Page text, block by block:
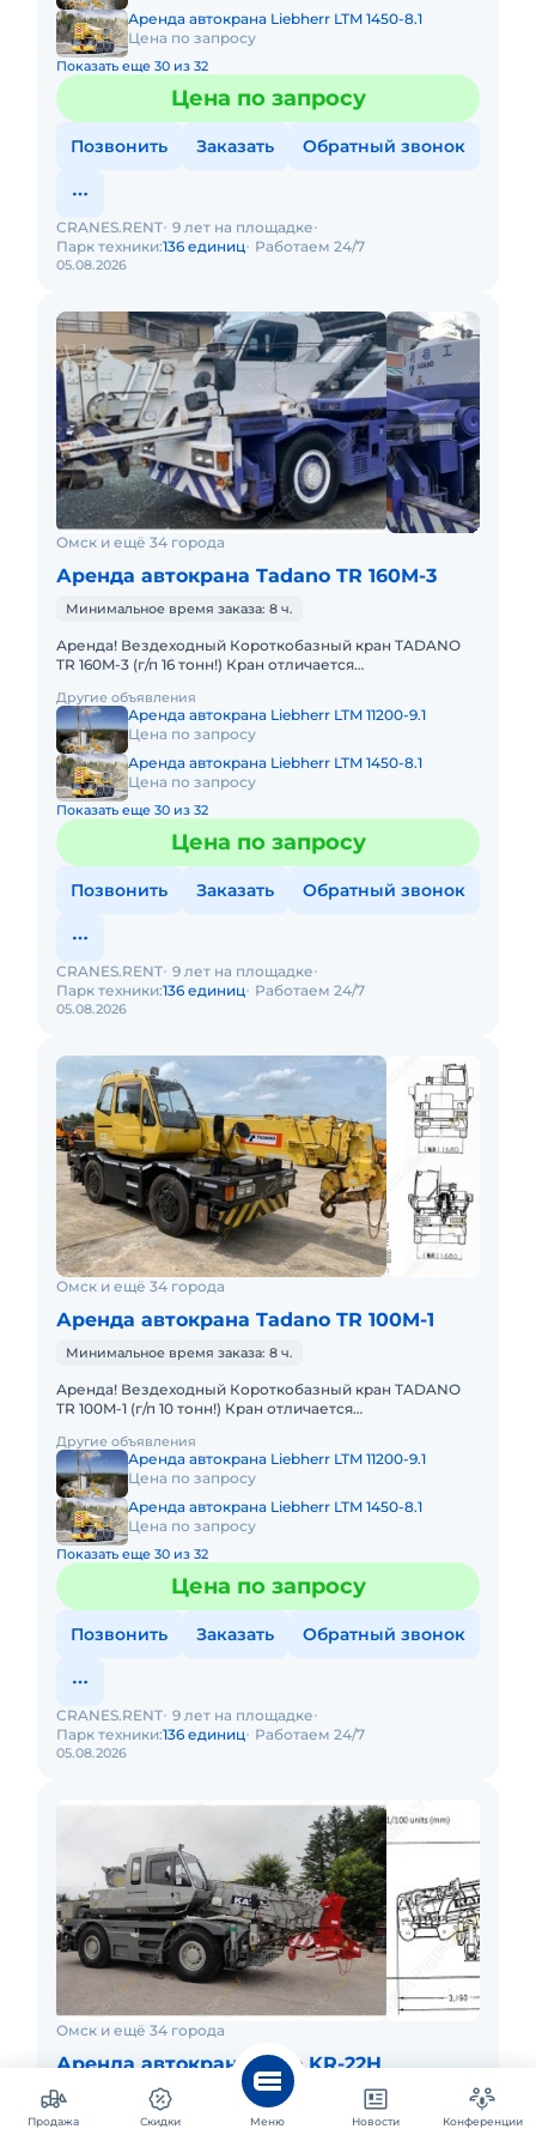
Аренда автокрана Liebherr LTM 1450-8.1
Цена по запросу
Показать еще 30 из 32
Цена по запросу
Позвонить Заказать Обратный звонок
05.08.2026
CRANES.RENT 9 лет на площадке
Парк техники:136 единиц Работаем 24/7
Омск и ещё 34 города
Аренда автокрана Tadano TR 160M-3
Минимальное время заказа: 8 ч.
Аренда! Вездеходный Короткобазный кран TADANO
TR 160M-3 (г/п 16 тонн!) Кран отличается
бездорожью. Идеален в усл
Другие объявления
Аренда автокрана Liebherr LTM 11200-9.1
Цена по запросу
Аренда автокрана Liebherr LTM 1450-8.1
Цена по запросу
Показать еще 30 из 32
Цена по запросу
Позвонить Заказать Обратный звонок
05.08.2026
CRANES.RENT 9 лет на площадке
Парк техники:136 единиц Работаем 24/7
Омск и ещё 34 города
Аренда автокрана Tadano TR 100M-1
Минимальное время заказа: 8 ч.
Аренда! Вездеходный Короткобазный кран TADANO
TR 100M-1 (г/п 10 тонн!) Кран отличается
бездорожью. Технические
Другие объявления
Аренда автокрана Liebherr LTM 11200-9.1
Цена по запросу
Аренда автокрана Liebherr LTM 1450-8.1
Цена по запросу
Показать еще 30 из 32
Цена по запросу
Позвонить Заказать Обратный звонок
05.08.2026
CRANES.RENT 9 лет на площадке
Парк техники:136 единиц Работаем 24/7
Омск и ещё 34 города
Аренда автокрана Kato KR-22H
Минимальное время заказа: 8 ч.
Продажа Скидки Меню Новости Конференции